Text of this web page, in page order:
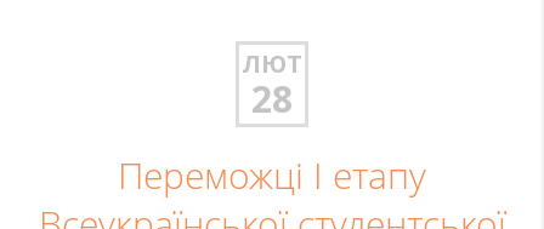
ЛЮТ
28
Переможці І етапу